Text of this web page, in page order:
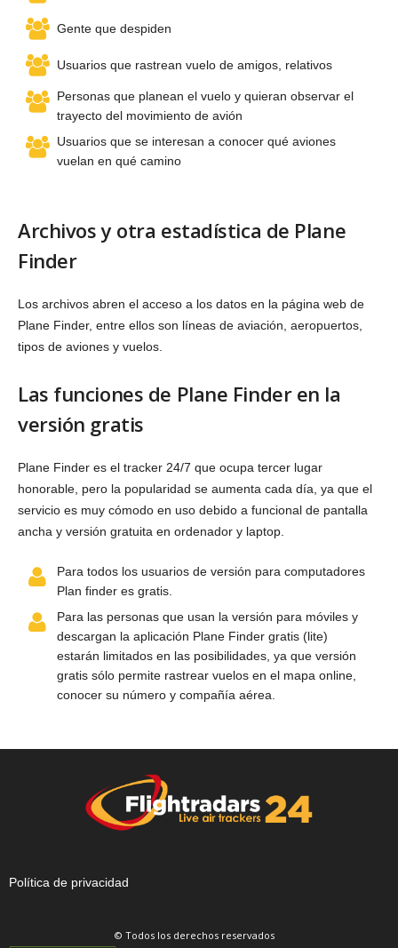
Gente que despiden
Usuarios que rastrean vuelo de amigos, relativos
Personas que planean el vuelo y quieran observar el
trayecto del movimiento de avión
Usuarios que se interesan a conocer qué aviones
vuelan en qué camino
Archivos y otra estadística de Plane
Finder
Los archivos abren el acceso a los datos en la página web de
Plane Finder, entre ellos son líneas de aviación, aeropuertos,
tipos de aviones y vuelos.
Las funciones de Plane Finder en la
versión gratis
Plane Finder es el tracker 24/7 que ocupa tercer lugar
honorable, pero la popularidad se aumenta cada día, ya que el
servicio es muy cómodo en uso debido a funcional de pantalla
ancha y versión gratuita en ordenador y laptop.
Para todos los usuarios de versión para computadores
Plan finder es gratis.
Para las personas que usan la versión para móviles y
descargan la aplicación Plane Finder gratis (lite)
estarán limitados en las posibilidades, ya que versión
gratis sólo permite rastrear vuelos en el mapa online,
conocer su número y compañía aérea.
Política de privacidad
© Todos los derechos reservados